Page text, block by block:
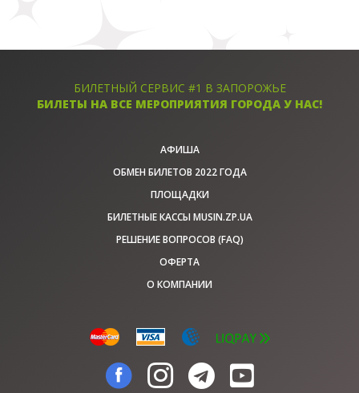
БИЛЕТНЫЙ СЕРВИС #1 В ЗАПОРОЖЬЕ
БИЛЕТЫ НА ВСЕ МЕРОПРИЯТИЯ ГОРОДА У НАС!
АФИША
ОБМЕН БИЛЕТОВ 2022 ГОДА
ПЛОЩАДКИ
БИЛЕТНЫЕ КАССЫ MUSIN.ZP.UA
РЕШЕНИЕ ВОПРОСОВ (FAQ)
ОФЕРТА
О КОМПАНИИ